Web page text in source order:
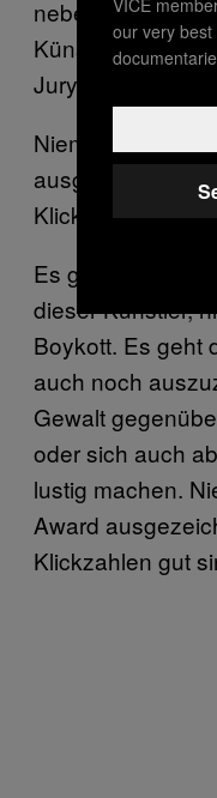
neben vielen
Künstlerinnen
Jury entschieden
Niemand muss
ausgezeichnet
Klickzahlen gut
Es geht nicht um
dieser Künstler,
Boykott. Es geht
auch noch
Gewalt
oder sich auch
lustig machen.
Award
Klickzahlen gut
our very